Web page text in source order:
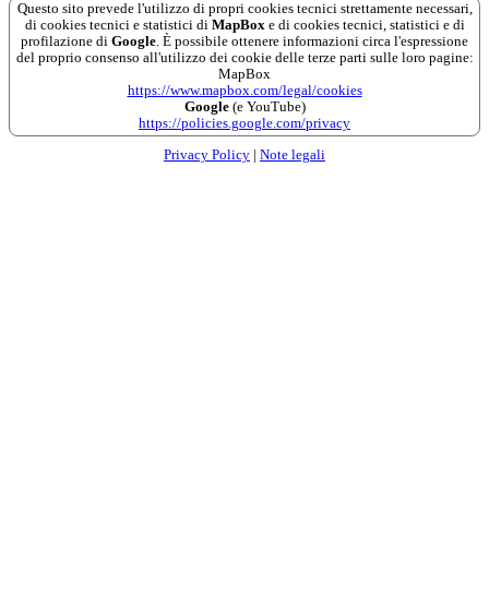
Questo sito prevede l'utilizzo di propri cookies tecnici strettamente necessari,
di cookies tecnici e statistici di MapBoxe di cookies tecnici, statistici e di
profilazione di Google. È possibile ottenere informazioni circa l'espressione
del proprio consenso all'utilizzo dei cookie delle terze parti sulle loro pagine:
MapBox
https://www.mapbox.com/legal/cookies
Google(e YouTube)
https://policies.google.com/privacy
Privacy Policy Note legali